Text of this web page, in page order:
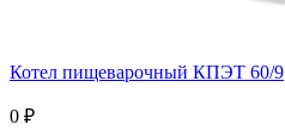
Котел пищеварочный КПЭТ 60/9
0 ₽